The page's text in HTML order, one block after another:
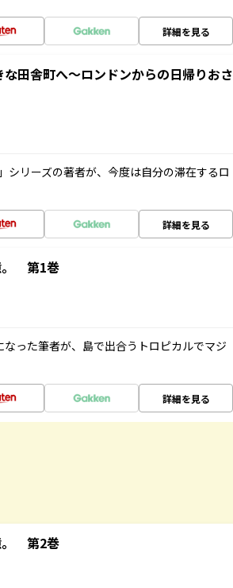
詳細を見る
田舎町へ～ロンドンからの日帰りおさ
リーズの著者が、今度は自分の滞在するロ
詳細を見る
。 第1巻
った筆者が、島で出合うトロピカルでマジ
詳細を見る
。 第2巻